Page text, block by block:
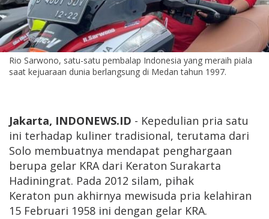
Rio Sarwono, satu-satu pembalap Indonesia yang meraih piala
saat kejuaraan dunia berlangsung di Medan tahun 1997.
Jakarta, INDONEWS.ID - Kepedulian pria satu
ini terhadap kuliner tradisional, terutama dari
Solo membuatnya mendapat penghargaan
berupa gelar KRA dari Keraton Surakarta
Hadiningrat. Pada 2012 silam, pihak
Keraton pun akhirnya mewisuda pria kelahiran
15 Februari 1958 ini dengan gelar KRA.